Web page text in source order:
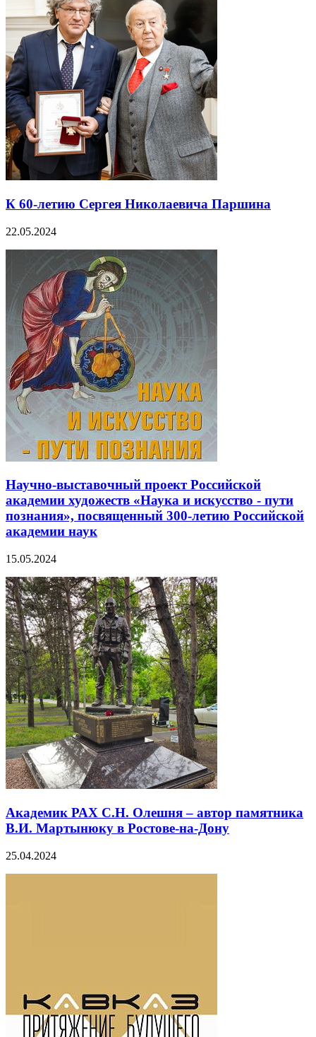
К 60-летию Сергея Николаевича Паршина
22.05.2024
Научно-выставочный проект Российской
академии художеств «Наука и искусство - пути
познания», посвященный 300-летию Российской
академии наук
15.05.2024
Академик РАХ С.Н. Олешня – автор памятника
В.И. Мартынюку в Ростове-на-Дону
25.04.2024